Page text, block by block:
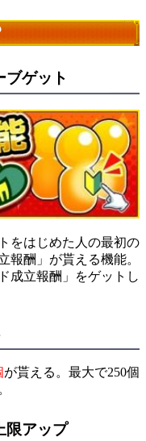
ブゲット
をはじめた人の最初の
報酬」が貰える機能。
成立報酬」をゲットし
が貰える。最大で250個
限アップ